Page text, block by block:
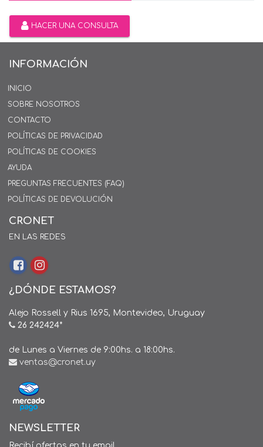
HACER UNA CONSULTA
INFORMACIÓN
INICIO
SOBRE NOSOTROS
CONTACTO
POLÍTICAS DE PRIVACIDAD
POLÍTICAS DE COOKIES
AYUDA
PREGUNTAS FRECUENTES (FAQ)
POLÍTICAS DE DEVOLUCIÓN
CRONET
EN LAS REDES
¿DÓNDE ESTAMOS?
Alejo Rossell y Rius 1695, Montevideo, Uruguay
26 242424*
de Lunes a Viernes de 9:00hs. a 18:00hs.
ventas@cronet.uy
NEWSLETTER